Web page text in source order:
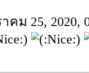
คม 25, 2020,